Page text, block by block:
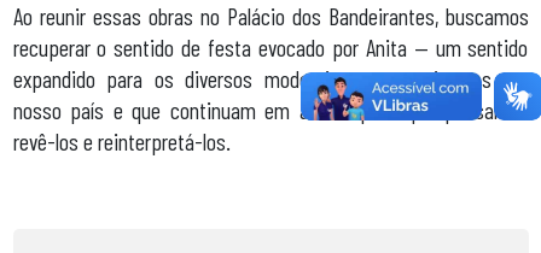
Ao reunir essas obras no Palácio dos Bandeirantes, buscamos
recuperar o sentido de festa evocado por Anita — um sentido
expandido para os diversos modernismos que tivemos em
nosso país e que continuam em aberto para que possamos
revê-los e reinterpretá-los.